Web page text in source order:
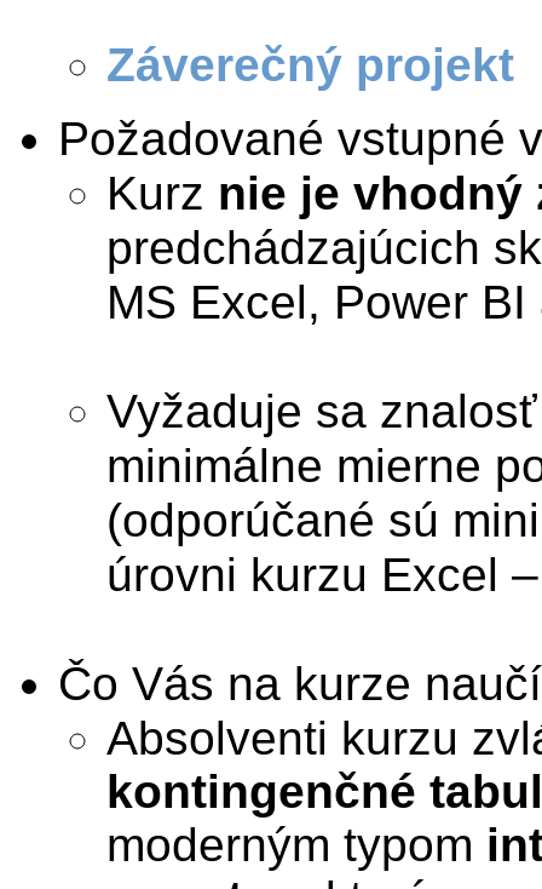
Záverečný projekt
Požadované vstupné
Kurz nie je vhodný
predchádzajúcich
MS Excel, Power
Vyžaduje sa
minimálne mierne
(odporúčané sú
úrovni kurzu Excel
Čo Vás na kurze
Absolventi kurzu
kontingenčné
moderným typom